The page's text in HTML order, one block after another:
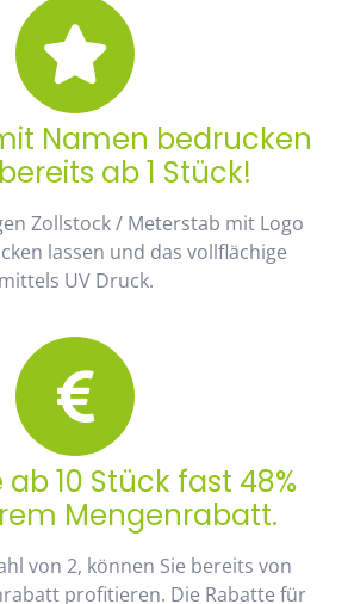
Namen bedrucken
ab 1 Stück!
Zollstock / Meterstab mit Logo
lassen und das vollflächige
mittels UV Druck.
ab 10 Stück fast 48%
Mengenrabatt.
von 2, können Sie bereits von
profitieren. Die Rabatte für